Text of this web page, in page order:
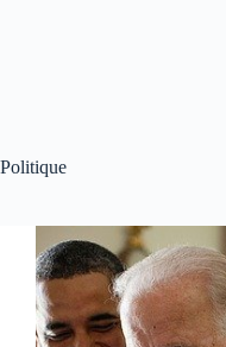
Politique